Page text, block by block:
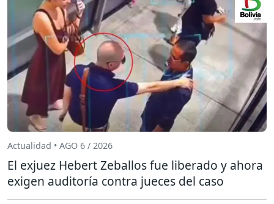
Actualidad • AGO 6 / 2026
El exjuez Hebert Zeballos fue liberado y ahora
exigen auditoría contra jueces del caso